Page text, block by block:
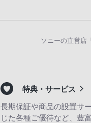
ソニーの直営店
特典・サービス
長期保証や商品の設置サ
じた各種ご優待など、豊